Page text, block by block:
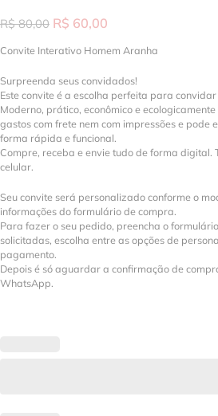
R$80,00 R$ 60,00
Convite Interativo Homem Aranha
Surpreenda seus convidados!
Este convite é a escolha perfeita para
Moderno, prático, econômico e
gastos com frete nem com impressões e pode
forma rápida e funcional.
Compre, receba e envie tudo de forma digital.
celular.
Seu convite será personalizado conforme o
informações do formulário de compra.
Para fazer o seu pedido, preencha o
solicitadas, escolha entre as opções de
pagamento.
Depois é só aguardar a confirmação de
WhatsApp.